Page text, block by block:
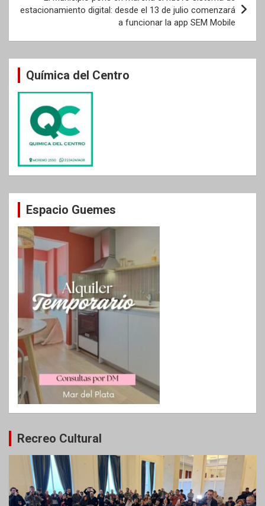
estacionamiento digital: desde el 13 de julio comenzará
a funcionar la app SEM Mobile
Química del Centro
Espacio Guemes
Recreo Cultural